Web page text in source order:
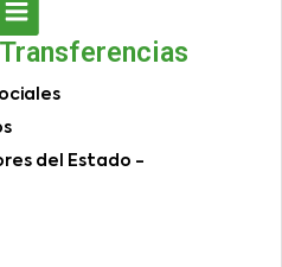
del Estado -